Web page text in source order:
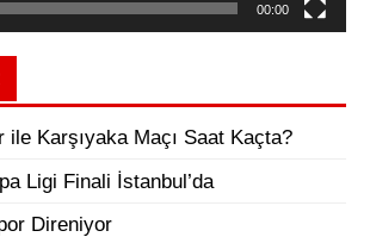
00:00
ile Karşıyaka Maçı Saat Kaçta?
Ligi Finali İstanbul’da
Direniyor